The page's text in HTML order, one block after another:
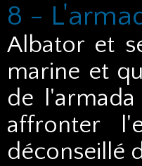
8 -
Albator et
marine et
de
affronter
déconseillé